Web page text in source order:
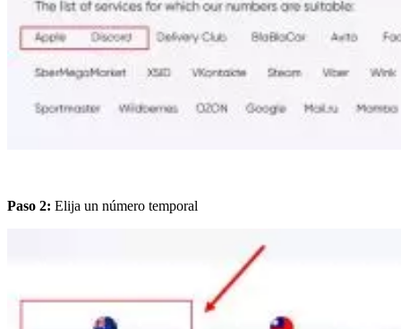
Paso 2: Elija un número temporal